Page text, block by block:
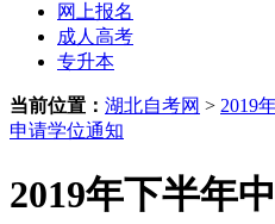
网上报名
成人高考
专升本
当前位置： 湖北自考网 > 2019
申请学位通知
2019年下半年